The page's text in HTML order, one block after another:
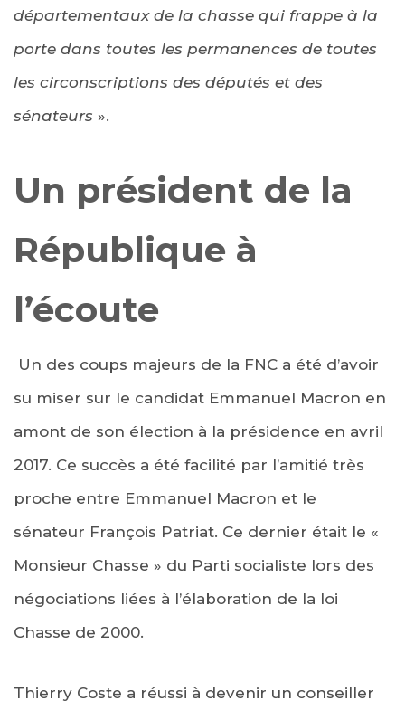
départementaux de la chasse qui frappe à la
porte dans toutes les permanences de toutes
les circonscriptions des députés et des
sénateurs ».
Un président de la
République à
l’écoute
Un des coups majeurs de la FNC a été d’avoir
su miser sur le candidat Emmanuel Macron en
amont de son élection à la présidence en avril
2017. Ce succès a été facilité par l’amitié très
proche entre Emmanuel Macron et le
sénateur François Patriat. Ce dernier était le «
Monsieur Chasse » du Parti socialiste lors des
négociations liées à l’élaboration de la loi
Chasse de 2000.
Thierry Coste a réussi à devenir un conseiller